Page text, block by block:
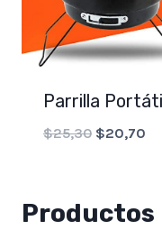
Parrilla
$25,30 Original
$25,30.
$20,70
Productos